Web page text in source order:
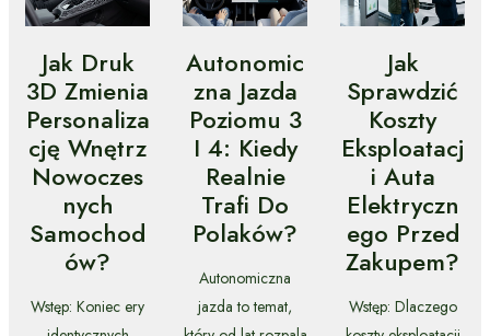
Jak Druk
3D Zmienia
Personaliza
Cję Wnętrz
Nowoczes
Nych
Samochod
Ów?
Wstęp: Koniec ery
Autonomic
Zna Jazda
Poziomu 3
I 4: Kiedy
Realnie
Trafi Do
Polaków?
Autonomiczna
jazda to temat,
Jak
Sprawdzić
Koszty
Eksploatacj
I Auta
Elektryczn
Ego Przed
Zakupem?
Wstęp: Dlaczego